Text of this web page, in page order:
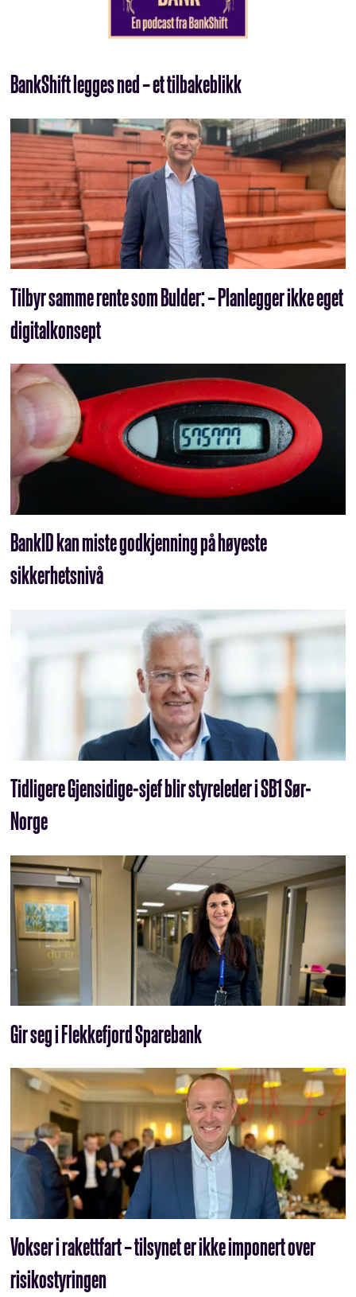
BankShift legges ned – et tilbakeblikk
Tilbyr samme rente som Bulder: – Planlegger ikke eget
digitalkonsept
BankID kan miste godkjenning på høyeste
sikkerhetsnivå
Tidligere Gjensidige-sjef blir styreleder i SB1 Sør-
Norge
Gir seg i Flekkefjord Sparebank
Vokser i rakettfart – tilsynet er ikke imponert over
risikostyringen